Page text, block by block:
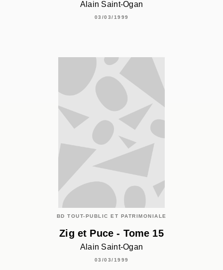
Alain Saint-Ogan
03/03/1999
BD TOUT-PUBLIC ET PATRIMONIALE
Zig et Puce - Tome 15
Alain Saint-Ogan
03/03/1999